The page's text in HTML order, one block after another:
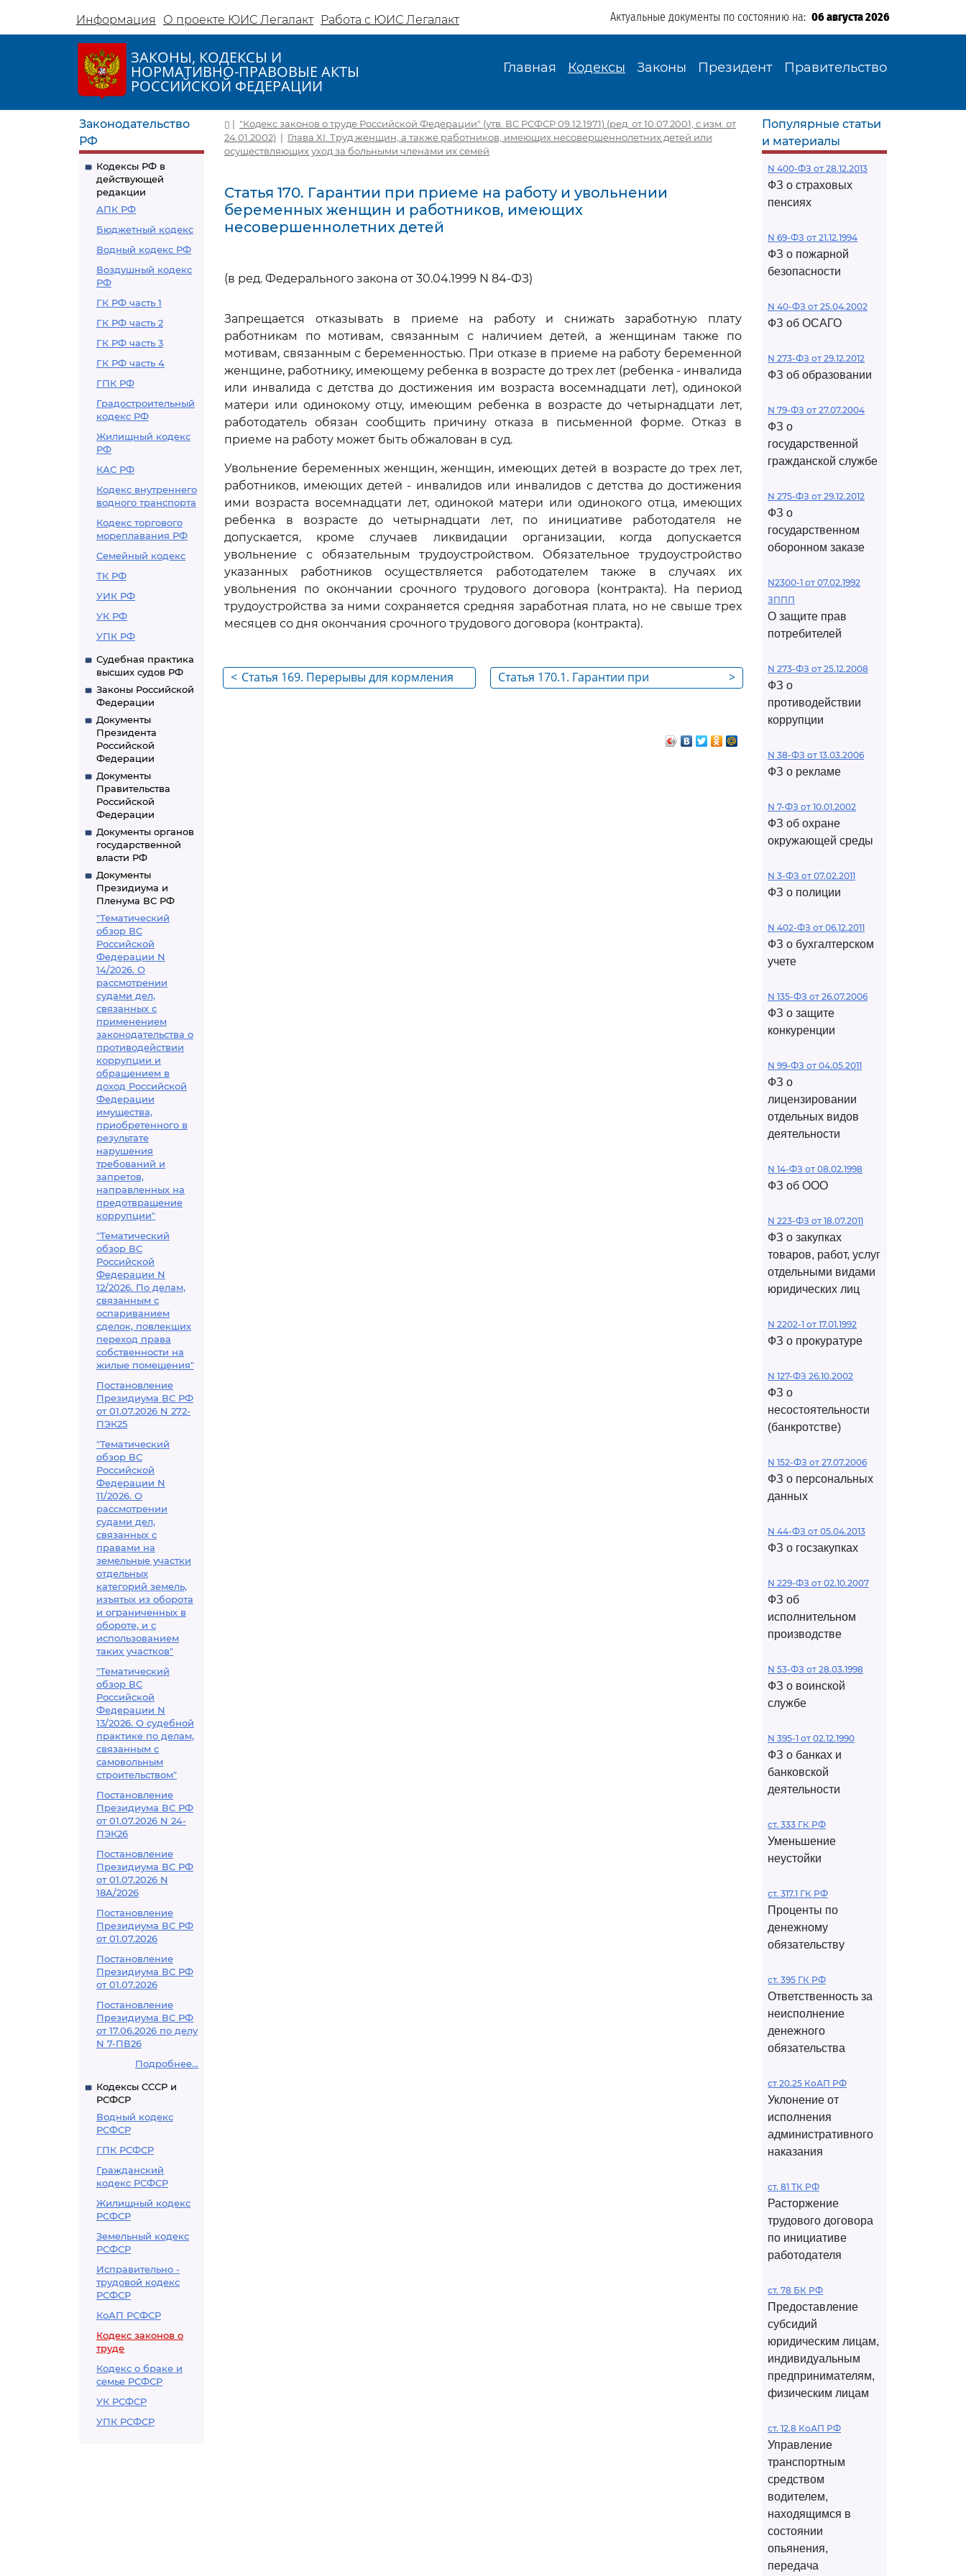
Информация О проекте ЮИС Легалакт Работа с ЮИС Легалакт Актуальные документы по состоянию на: 06 августа 2026
ЗАКОНЫ, КОДЕКСЫ И
НОРМАТИВНО-ПРАВОВЫЕ АКТЫ
РОССИЙСКОЙ ФЕДЕРАЦИИ
Главная Кодексы Законы Президент Правительство
Законодательство
РФ
Кодексы РФ в
действующей
редакции
АПК РФ
Бюджетный кодекс
Водный кодекс РФ
Воздушный кодекс
РФ
ГК РФ часть 1
ГК РФ часть 2
ГК РФ часть 3
ГК РФ часть 4
ГПК РФ
Градостроительный
кодекс РФ
Жилищный кодекс
РФ
КАС РФ
Кодекс внутреннего
водного транспорта
Кодекс торгового
мореплавания РФ
Семейный кодекс
ТК РФ
УИК РФ
УК РФ
УПК РФ
Судебная практика
высших судов РФ
Законы Российской
Федерации
Документы
Президента
Российской
Федерации
Документы
Правительства
Российской
Федерации
Документы органов
государственной
власти РФ
Документы
Президиума и
Пленума ВС РФ
"Тематический
обзор ВС
Российской
Федерации N
14/2026. О
рассмотрении
судами дел,
связанных с
применением
законодательства о
противодействии
коррупции и
обращением в
доход Российской
Федерации
имущества,
приобретенного в
результате
нарушения
требований и
запретов,
направленных на
предотвращение
коррупции"
"Тематический
обзор ВС
Российской
Федерации N
12/2026. По делам,
связанным с
оспариванием
сделок, повлекших
переход права
собственности на
жилые помещения"
Постановление
Президиума ВС РФ
от 01.07.2026 N 272-
ПЭК25
"Тематический
обзор ВС
Российской
Федерации N
11/2026. О
рассмотрении
судами дел,
связанных с
правами на
земельные участки
отдельных
категорий земель,
изъятых из оборота
и ограниченных в
обороте, и с
использованием
таких участков"
"Тематический
обзор ВС
Российской
Федерации N
13/2026. О судебной
практике по делам,
связанным с
самовольным
строительством"
Постановление
Президиума ВС РФ
от 01.07.2026 N 24-
ПЭК26
Постановление
Президиума ВС РФ
от 01.07.2026 N
18А/2026
Постановление
Президиума ВС РФ
от 01.07.2026
Постановление
Президиума ВС РФ
от 01.07.2026
Постановление
Президиума ВС РФ
от 17.06.2026 по делу
N 7-ПВ26
Подробнее...
Кодексы СССР и
РСФСР
Водный кодекс
РСФСР
ГПК РСФСР
Гражданский
кодекс РСФСР
Жилищный кодекс
РСФСР
Земельный кодекс
РСФСР
Исправительно -
трудовой кодекс
РСФСР
КоАП РСФСР
Кодекс законов о
труде
Кодекс о браке и
семье РСФСР
УК РСФСР
УПК РСФСР
| "Кодекс законов о труде Российской Федерации" (утв. ВС РСФСР 09.12.1971) (ред. от 10.07.2001, с изм. от
24.01.2002) | Глава XI. Труд женщин, а также работников, имеющих несовершеннолетних детей или
осуществляющих уход за больными членами их семей
Статья 170. Гарантии при приеме на работу и увольнении
беременных женщин и работников, имеющих
несовершеннолетних детей
(в ред. Федерального закона от 30.04.1999 N 84-ФЗ)
Запрещается отказывать в приеме на работу и снижать заработную плату
работникам по мотивам, связанным с наличием детей, а женщинам также по
мотивам, связанным с беременностью. При отказе в приеме на работу беременной
женщине, работнику, имеющему ребенка в возрасте до трех лет (ребенка - инвалида
или инвалида с детства до достижения им возраста восемнадцати лет), одинокой
матери или одинокому отцу, имеющим ребенка в возрасте до четырнадцати лет,
работодатель обязан сообщить причину отказа в письменной форме. Отказ в
приеме на работу может быть обжалован в суд.
Увольнение беременных женщин, женщин, имеющих детей в возрасте до трех лет,
работников, имеющих детей - инвалидов или инвалидов с детства до достижения
ими возраста восемнадцати лет, одинокой матери или одинокого отца, имеющих
ребенка в возрасте до четырнадцати лет, по инициативе работодателя не
допускается, кроме случаев ликвидации организации, когда допускается
увольнение с обязательным трудоустройством. Обязательное трудоустройство
указанных работников осуществляется работодателем также в случаях их
увольнения по окончании срочного трудового договора (контракта). На период
трудоустройства за ними сохраняется средняя заработная плата, но не свыше трех
месяцев со дня окончания срочного трудового договора (контракта).
< Статья 169. Перерывы для кормления
>
Статья 170.1. Гарантии при
Популярные статьи
и материалы
N 400-ФЗ от 28.12.2013
ФЗ о страховых
пенсиях
N 69-ФЗ от 21.12.1994
ФЗ о пожарной
безопасности
N 40-ФЗ от 25.04.2002
ФЗ об ОСАГО
N 273-ФЗ от 29.12.2012
ФЗ об образовании
N 79-ФЗ от 27.07.2004
ФЗ о
государственной
гражданской службе
N 275-ФЗ от 29.12.2012
ФЗ о
государственном
оборонном заказе
N2300-1 от 07.02.1992
ЗППП
О защите прав
потребителей
N 273-ФЗ от 25.12.2008
ФЗ о
противодействии
коррупции
N 38-ФЗ от 13.03.2006
ФЗ о рекламе
N 7-ФЗ от 10.01.2002
ФЗ об охране
окружающей среды
N 3-ФЗ от 07.02.2011
ФЗ о полиции
N 402-ФЗ от 06.12.2011
ФЗ о бухгалтерском
учете
N 135-ФЗ от 26.07.2006
ФЗ о защите
конкуренции
N 99-ФЗ от 04.05.2011
ФЗ о
лицензировании
отдельных видов
деятельности
N 14-ФЗ от 08.02.1998
ФЗ об ООО
N 223-ФЗ от 18.07.2011
ФЗ о закупках
товаров, работ, услуг
отдельными видами
юридических лиц
N 2202-1 от 17.01.1992
ФЗ о прокуратуре
N 127-ФЗ 26.10.2002
ФЗ о
несостоятельности
(банкротстве)
N 152-ФЗ от 27.07.2006
ФЗ о персональных
данных
N 44-ФЗ от 05.04.2013
ФЗ о госзакупках
N 229-ФЗ от 02.10.2007
ФЗ об
исполнительном
производстве
N 53-ФЗ от 28.03.1998
ФЗ о воинской
службе
N 395-1 от 02.12.1990
ФЗ о банках и
банковской
деятельности
ст. 333 ГК РФ
Уменьшение
неустойки
ст. 317.1 ГК РФ
Проценты по
денежному
обязательству
ст. 395 ГК РФ
Ответственность за
неисполнение
денежного
обязательства
ст 20.25 КоАП РФ
Уклонение от
исполнения
административного
наказания
ст. 81 ТК РФ
Расторжение
трудового договора
по инициативе
работодателя
ст. 78 БК РФ
Предоставление
субсидий
юридическим лицам,
индивидуальным
предпринимателям,
физическим лицам
ст. 12.8 КоАП РФ
Управление
транспортным
средством
водителем,
находящимся в
состоянии
опьянения,
передача